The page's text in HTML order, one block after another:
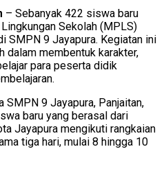
– Sebanyak 422 siswa baru
Sekolah (MPLS)
SMPN 9 Jayapura. Kegiatan ini
dalam membentuk karakter,
para peserta didik
SMPN 9 Jayapura, Panjaitan,
baru yang berasal dari
Jayapura mengikuti rangkaian
tiga hari, mulai 8 hingga 10